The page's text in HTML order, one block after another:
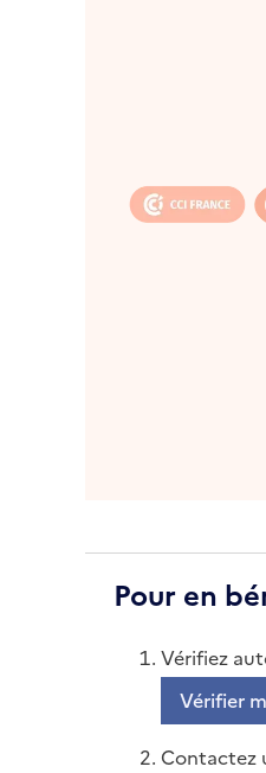
Pour en
Vérifiez
Vérifier
Contactez